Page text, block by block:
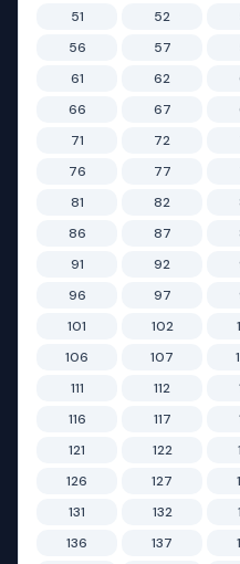
51
52
56
57
61
62
66
67
71
72
76
77
81
82
86
87
91
92
96
97
101
102
106
107
111
112
116
117
121
122
126
127
131
132
136
137